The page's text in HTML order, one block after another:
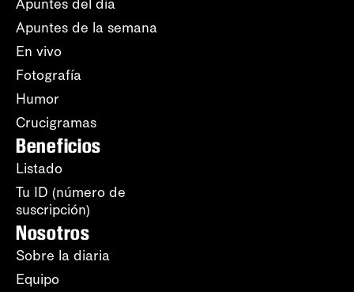
Apuntes del día
Apuntes de la semana
En vivo
Fotografía
Humor
Crucigramas
Beneficios
Listado
Tu ID (número de
suscripción)
Nosotros
Sobre la diaria
Equipo